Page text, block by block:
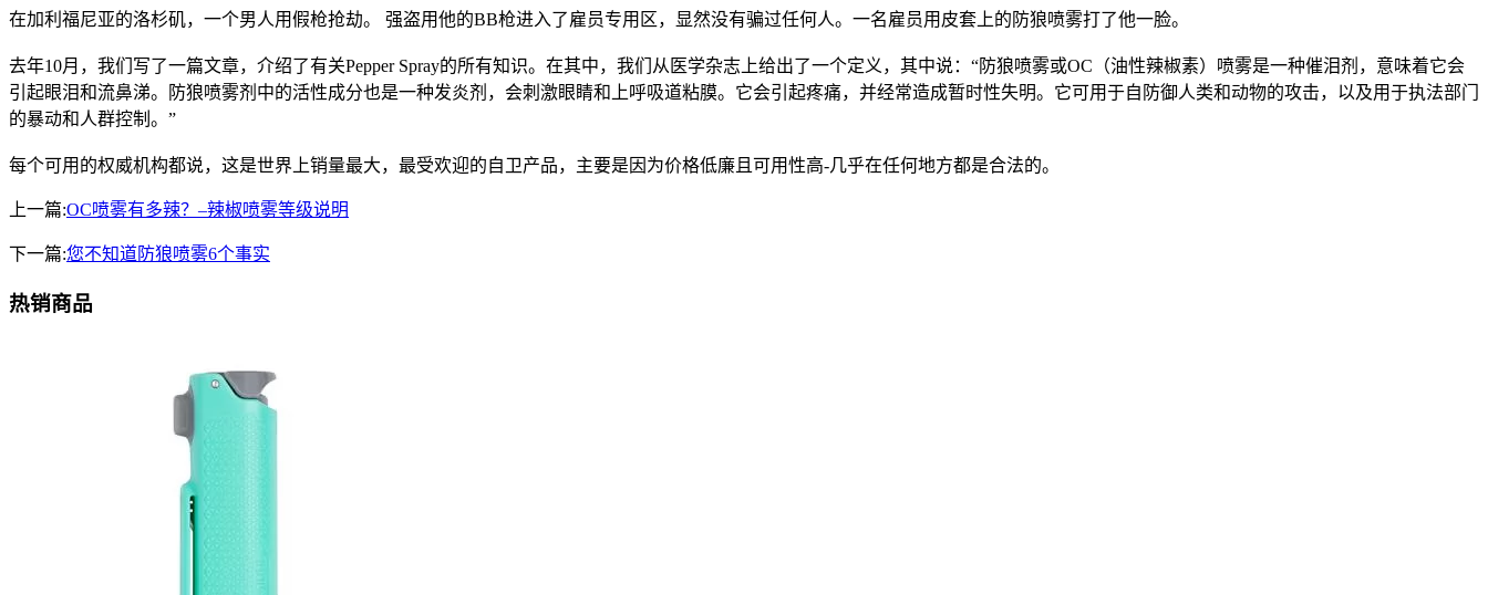
在加利福尼亚的洛杉矶，一个男人用假枪抢劫。 强盗用他的BB枪进入了雇员专用区，显然没有骗过任何人。一名雇员用皮套上的防狼喷雾打了他一脸。
去年10月，我们写了一篇文章，介绍了有关Pepper Spray的所有知识。在其中，我们从医学杂志上给出了一个定义，其中说：“防狼喷雾或OC（油性辣椒素）喷雾是一种催泪剂，意味着它会
引起眼泪和流鼻涕。防狼喷雾剂中的活性成分也是一种发炎剂，会刺激眼睛和上呼吸道粘膜。它会引起疼痛，并经常造成暂时性失明。它可用于自防御人类和动物的攻击，以及用于执法部门
的暴动和人群控制。”
每个可用的权威机构都说，这是世界上销量最大，最受欢迎的自卫产品，主要是因为价格低廉且可用性高-几乎在任何地方都是合法的。
上一篇:OC喷雾有多辣？–辣椒喷雾等级说明
下一篇:您不知道防狼喷雾6个事实
热销商品